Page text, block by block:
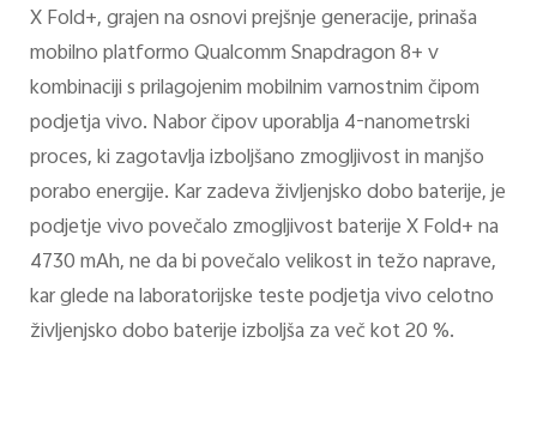
X Fold+, grajen na osnovi prejšnje generacije, prinaša
mobilno platformo Qualcomm Snapdragon 8+ v
kombinaciji s prilagojenim mobilnim varnostnim čipom
podjetja vivo. Nabor čipov uporablja 4-nanometrski
proces, ki zagotavlja izboljšano zmogljivost in manjšo
porabo energije. Kar zadeva življenjsko dobo baterije, je
podjetje vivo povečalo zmogljivost baterije X Fold+ na
4730 mAh, ne da bi povečalo velikost in težo naprave,
kar glede na laboratorijske teste podjetja vivo celotno
življenjsko dobo baterije izboljša za več kot 20 %.